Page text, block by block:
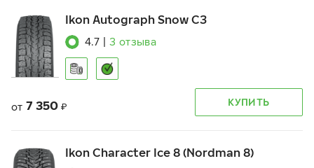
Ikon Autograph Snow C3
4.7 3 отзыва
от 7 350 ₽ КУПИТЬ
Ikon Character Ice 8 (Nordman 8)